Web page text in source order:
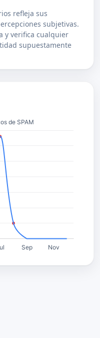
refleja sus
subjetivas.
y verifica cualquier
supuestamente